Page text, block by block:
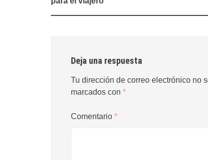
Deja una respuesta
Tu dirección de correo electrónico no
marcados con *
Comentario *